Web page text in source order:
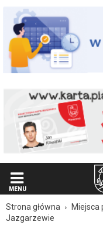
użytkowników
czytników
ekranowych Znajdujesz
się
podstronie
zapomnienia
cmentarz
parafii
św.
Rocha
w
Jazgarzewie.
MENU
Strona główna Miejsca
Jazgarzewie